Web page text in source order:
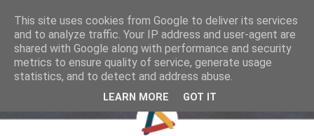
This site uses cookies from Google to deliver its services
and to analyze traffic. Your IP address and user-agent are
shared with Google along with performance and security
metrics to ensure quality of service, generate usage
statistics, and to detect and address abuse.
LEARN MORE GOT IT